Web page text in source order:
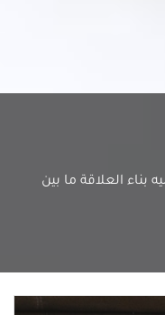
بناء العلاقة ما بين